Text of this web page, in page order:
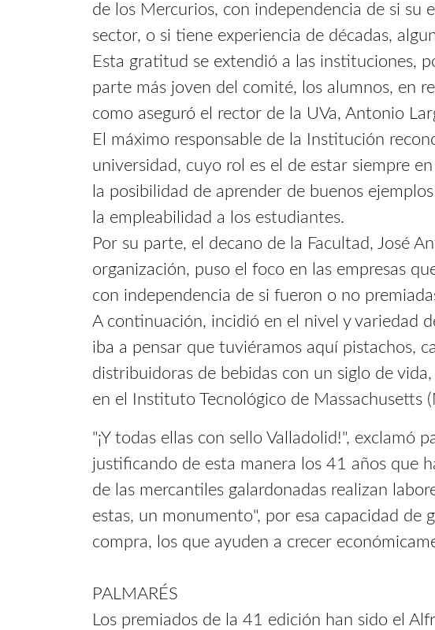
de los Mercurios, con independencia de si su
sector, o si tiene experiencia de décadas,
Esta gratitud se extendió a las instituciones,
parte más joven del comité, los alumnos, en
como aseguró el rector de la UVa, Antonio
El máximo responsable de la Institución
universidad, cuyo rol es el de estar siempre
la posibilidad de aprender de buenos
la empleabilidad a los estudiantes.
Por su parte, el decano de la Facultad, José
organización, puso el foco en las empresas
con independencia de si fueron o no
A continuación, incidió en el nivel y variedad
iba a pensar que tuviéramos aquí pistachos,
distribuidoras de bebidas con un siglo de
en el Instituto Tecnológico de Massachusetts
"¡Y todas ellas con sello Valladolid!",
justificando de esta manera los 41 años que
de las mercantiles galardonadas realizan
estas, un monumento", por esa capacidad de
compra, los que ayuden a crecer
PALMARÉS
Los premiados de la 41 edición han sido el